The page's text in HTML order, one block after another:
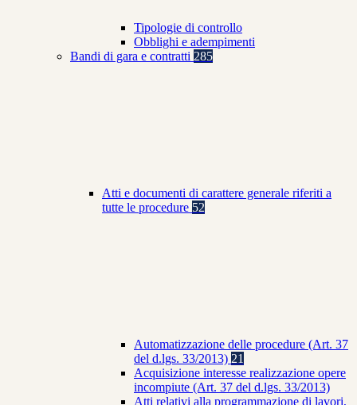
Tipologie di controllo
Obblighi e adempimenti
Bandi di gara e contratti 285
Atti e documenti di carattere generale riferiti a
tutte le procedure 52
Automatizzazione delle procedure (Art. 37
del d.lgs. 33/2013) 21
Acquisizione interesse realizzazione opere
incompiute (Art. 37 del d.lgs. 33/2013)
Atti relativi alla programmazione di lavori,